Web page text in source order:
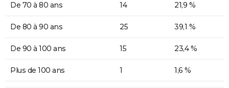
De 70 à 80 ans 14 21,9 %
De 80 à 90 ans 25 39,1 %
De 90 à 100 ans 15 23,4 %
Plus de 100 ans 1 1,6 %